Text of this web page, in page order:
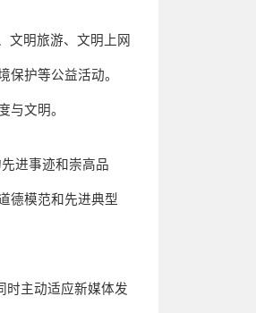
文明旅游、文明上网
保护等公益活动。
与文明。
进事迹和崇高品
德模范和先进典型
时主动适应新媒体发